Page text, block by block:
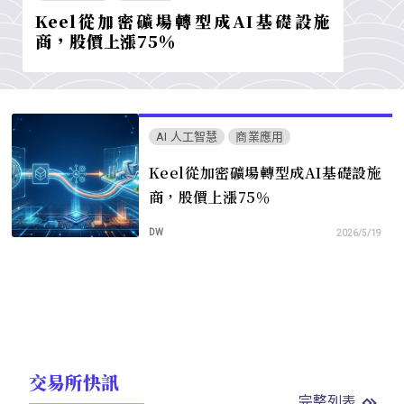
Keel從加密礦場轉型成AI基礎設施
商，股價上漲75％
AI 人工智慧 商業應用
Keel從加密礦場轉型成AI基礎設施
商，股價上漲75％
DW 2026/5/19
交易所快訊